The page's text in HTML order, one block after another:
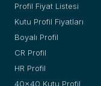
Profil Fiyat Listesi
Kutu Profil Fiyatları
Boyalı Profil
CR Profil
HR Profil
40x40 Kutu Profil